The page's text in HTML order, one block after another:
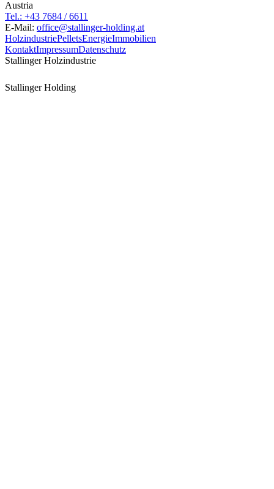
Austria
Tel.: +43 7684 / 6611
E-Mail: office@stallinger-holding.at
HolzindustriePelletsEnergieImmobilien
KontaktImpressumDatenschutz
Stallinger Holzindustrie
Stallinger Holding